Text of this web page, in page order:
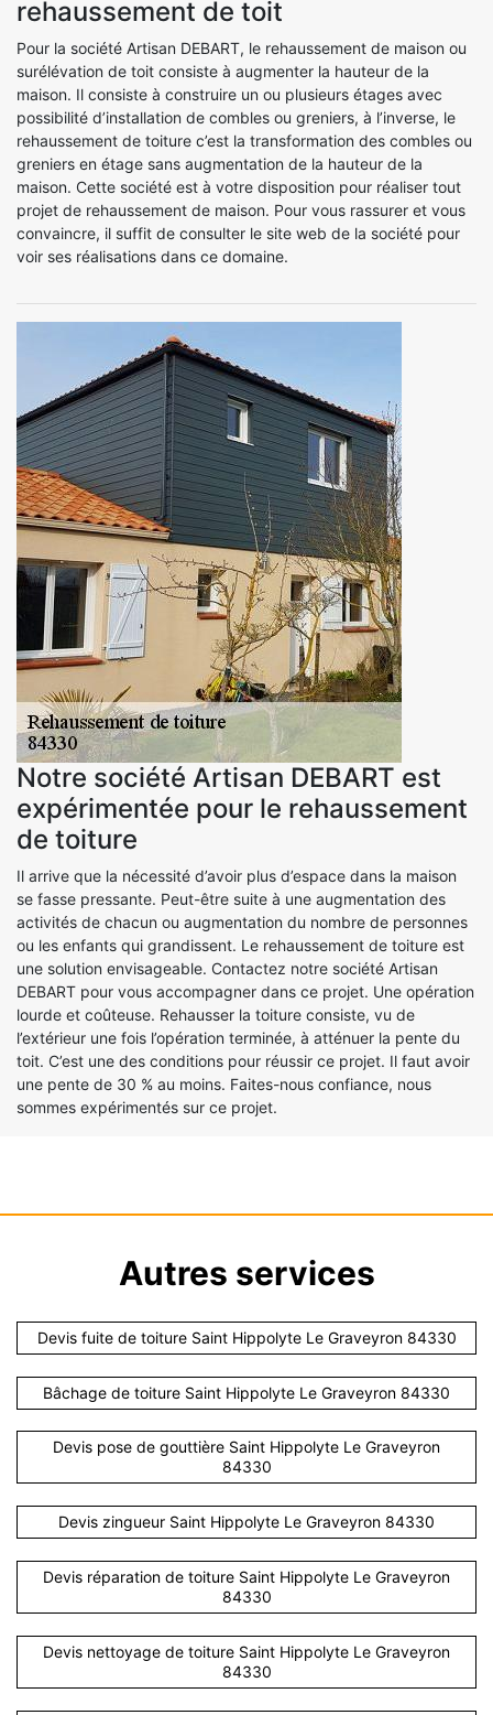
rehaussement de toit
Pour la société Artisan DEBART, le rehaussement de maison ou
surélévation de toit consiste à augmenter la hauteur de la
maison. Il consiste à construire un ou plusieurs étages avec
possibilité d’installation de combles ou greniers, à l’inverse, le
rehaussement de toiture c’est la transformation des combles ou
greniers en étage sans augmentation de la hauteur de la
maison. Cette société est à votre disposition pour réaliser tout
projet de rehaussement de maison. Pour vous rassurer et vous
convaincre, il suffit de consulter le site web de la société pour
voir ses réalisations dans ce domaine.
Notre société Artisan DEBART est
expérimentée pour le rehaussement
de toiture
Il arrive que la nécessité d’avoir plus d’espace dans la maison
se fasse pressante. Peut-être suite à une augmentation des
activités de chacun ou augmentation du nombre de personnes
ou les enfants qui grandissent. Le rehaussement de toiture est
une solution envisageable. Contactez notre société Artisan
DEBART pour vous accompagner dans ce projet. Une opération
lourde et coûteuse. Rehausser la toiture consiste, vu de
l’extérieur une fois l’opération terminée, à atténuer la pente du
toit. C’est une des conditions pour réussir ce projet. Il faut avoir
une pente de 30 % au moins. Faites-nous confiance, nous
sommes expérimentés sur ce projet.
Autres services
Devis fuite de toiture Saint Hippolyte Le Graveyron 84330
Bâchage de toiture Saint Hippolyte Le Graveyron 84330
Devis pose de gouttière Saint Hippolyte Le Graveyron
84330
Devis zingueur Saint Hippolyte Le Graveyron 84330
Devis réparation de toiture Saint Hippolyte Le Graveyron
84330
Devis nettoyage de toiture Saint Hippolyte Le Graveyron
84330